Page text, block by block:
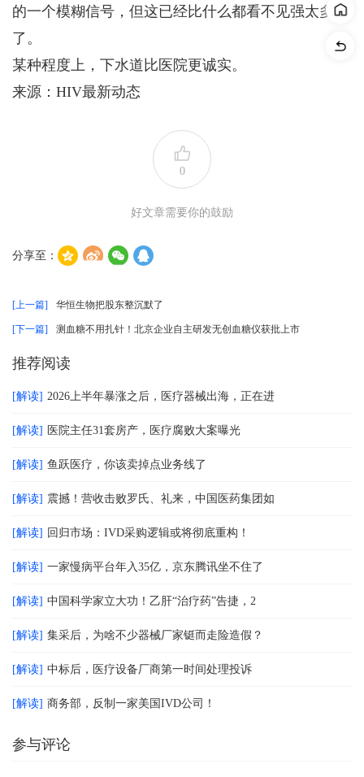
的一个模糊信号，但这已经比什么都看不见强太多
了。
某种程度上，下水道比医院更诚实。
来源：HIV最新动态
0
好文章需要你的鼓励
分享至：
[上一篇] 华恒生物把股东整沉默了
[下一篇] 测血糖不用扎针！北京企业自主研发无创血糖仪获批上市
推荐阅读
[解读] 2026上半年暴涨之后，医疗器械出海，正在进
[解读] 医院主任31套房产，医疗腐败大案曝光
[解读] 鱼跃医疗，你该卖掉点业务线了
[解读] 震撼！营收击败罗氏、礼来，中国医药集团如
[解读] 回归市场：IVD采购逻辑或将彻底重构！
[解读] 一家慢病平台年入35亿，京东腾讯坐不住了
[解读] 中国科学家立大功！乙肝“治疗药”告捷，2
[解读] 集采后，为啥不少器械厂家铤而走险造假？
[解读] 中标后，医疗设备厂商第一时间处理投诉
[解读] 商务部，反制一家美国IVD公司！
参与评论